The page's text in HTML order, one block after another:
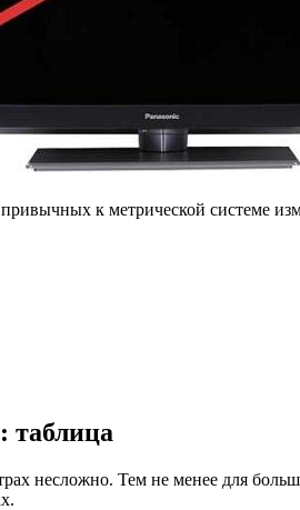
к метрической системе
таблица
несложно. Тем не менее для